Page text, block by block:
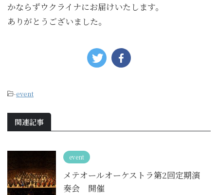
かならずウクライナにお届けいたします。
ありがとうございました。
-event
関連記事
event
メテオールオーケストラ第2回定期演
奏会 開催